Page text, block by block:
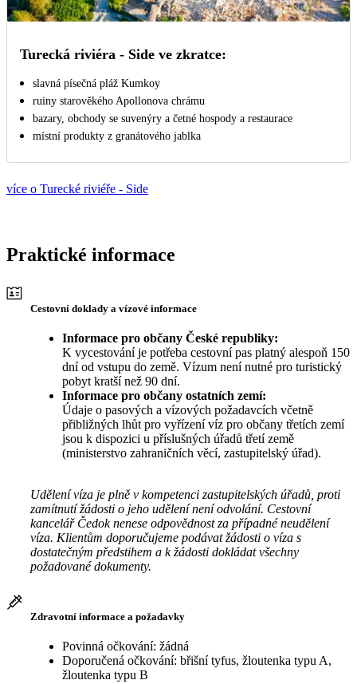
Turecká riviéra - Side ve zkratce:
slavná písečná pláž Kumkoy
ruiny starověkého Apollonova chrámu
bazary, obchody se suvenýry a četné hospody a restaurace
místní produkty z granátového jablka
více o Turecké riviéře - Side
Praktické informace
Cestovní doklady a vízové informace
Informace pro občany České republiky:
K vycestování je potřeba cestovní pas platný alespoň 150
dní od vstupu do země. Vízum není nutné pro turistický
pobyt kratší než 90 dní.
Informace pro občany ostatních zemí:
Údaje o pasových a vízových požadavcích včetně
přibližných lhůt pro vyřízení víz pro občany třetích zemí
jsou k dispozici u příslušných úřadů třetí země
(ministerstvo zahraničních věcí, zastupitelský úřad).
Udělení víza je plně v kompetenci zastupitelských úřadů, proti
zamítnutí žádosti o jeho udělení není odvolání. Cestovní
kancelář Čedok nenese odpovědnost za případné neudělení
víza. Klientům doporučujeme podávat žádosti o víza s
dostatečným předstihem a k žádosti dokládat všechny
požadované dokumenty.
Zdravotní informace a požadavky
Povinná očkování: žádná
Doporučená očkování: břišní tyfus, žloutenka typu A,
žloutenka typu B